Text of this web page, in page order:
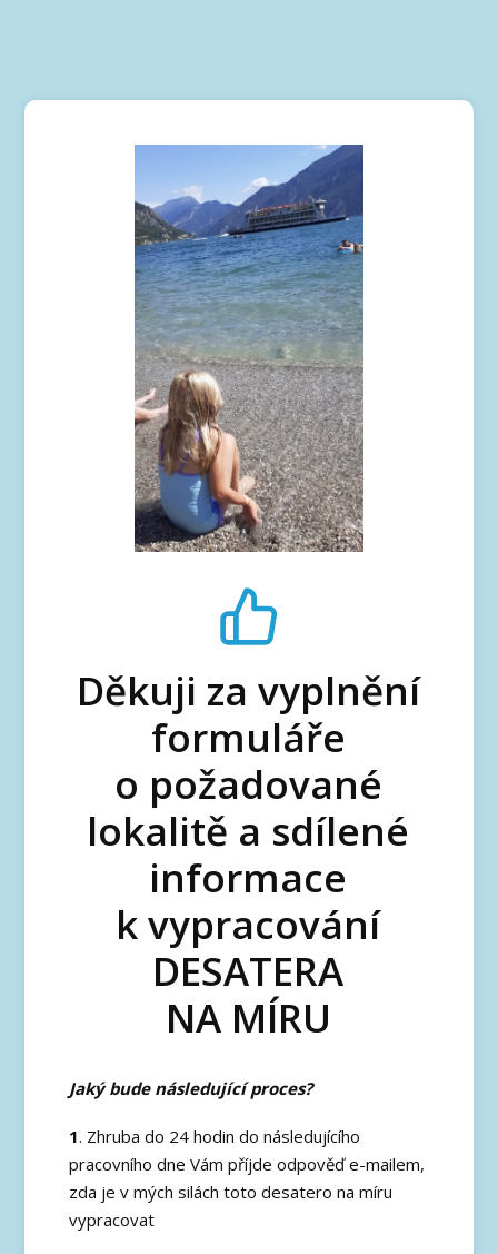
Děkuji za vyplnění
formuláře
o požadované
lokalitě a sdílené
informace
k vypracování
DESATERA
NA MÍRU
Jaký bude následující proces?
1. Zhruba do 24 hodin do následujícího
pracovního dne Vám příjde odpověď e-mailem,
zda je v mých silách toto desatero na míru
vypracovat